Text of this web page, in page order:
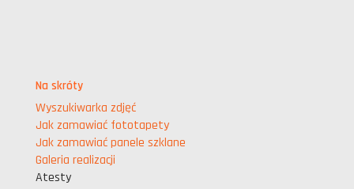
Na skróty
Wyszukiwarka zdjęć
Jak zamawiać fototapety
Jak zamawiać panele szklane
Galeria realizacji
Atesty